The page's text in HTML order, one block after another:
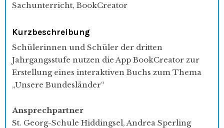
Sachunterricht, BookCreator
Kurzbeschreibung
Schülerinnen und Schüler der dritten
Jahrgangsstufe nutzen die App BookCreator zur
Erstellung eines interaktiven Buchs zum Thema
„Unsere Bundesländer“
Ansprechpartner
St. Georg-Schule Hiddingsel, Andrea Sperling